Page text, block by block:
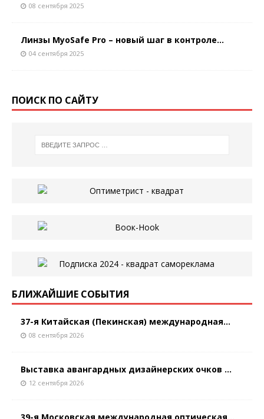
08 сентября 2025
Линзы MyoSafe Pro – новый шаг в контроле...
04 сентября 2025
ПОИСК ПО САЙТУ
БЛИЖАЙШИЕ СОБЫТИЯ
37-я Китайская (Пекинская) международная...
08 сентября 2026
Выставка авангардных дизайнерских очков ...
12 сентября 2026